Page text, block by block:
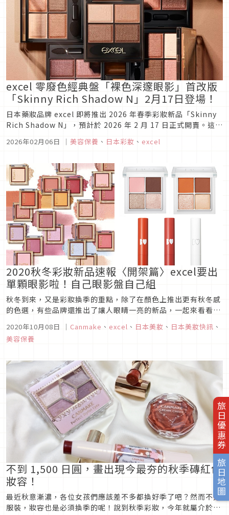
旅日優惠券
旅日地圖
excel 零廢色經典盤「裸色深邃眼影」首改版
「Skinny Rich Shadow N」2月17日登場！
日本藥妝品牌 excel 即將推出 2026 年春季彩妝新品「Skinny
Rich Shadow N」，預計於 2026 年 2 月 17 日正式開賣。這款
excel 的粉絲們都相當期待！
2026年02月06日 ｜ 美容保養 、 日本彩妝 、 excel
2020秋冬彩妝新品速報〈開架篇〉excel要出
單顆眼影啦！自己眼影盤自己組
秋冬到來，又是彩妝換季的重點，除了在顏色上推出更有秋冬感
的色選，有些品牌還推出了讓人眼睛一亮的新品，一起來看看
彩妝中眼影王寶座的Canmake，近年來除了推出很多熱銷新
色，也上市了很多新的眼影盤！這款5色眼影盤是今年7月才發
2020年10月08日 ｜ Canmake 、 excel 、 日本美妝 、 日本美妝快訊 、
美容保養
不到 1,500 日圓，畫出現今最夯的秋季磚紅色
妝容！
最近秋意漸濃，各位女孩們應該差不多都換好季了吧？然而不只
服裝，妝容也是必須換季的呢！說到秋季彩妝，今年就屬介於紅